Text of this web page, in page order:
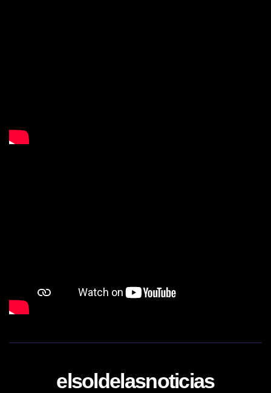
elsoldelasnoticias